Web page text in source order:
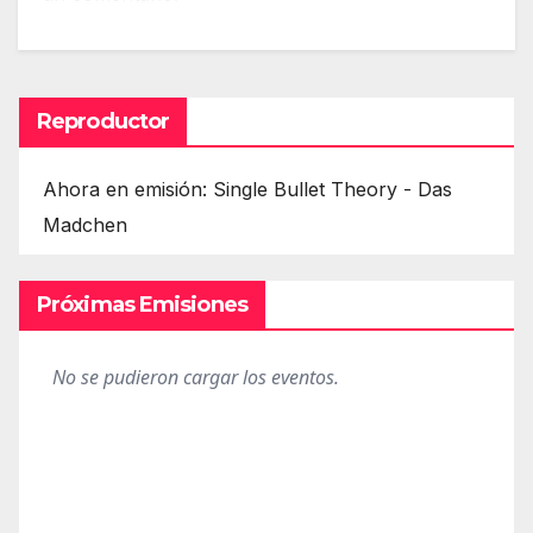
Reproductor
Ahora en emisión: Single Bullet Theory - Das
Madchen
Próximas Emisiones